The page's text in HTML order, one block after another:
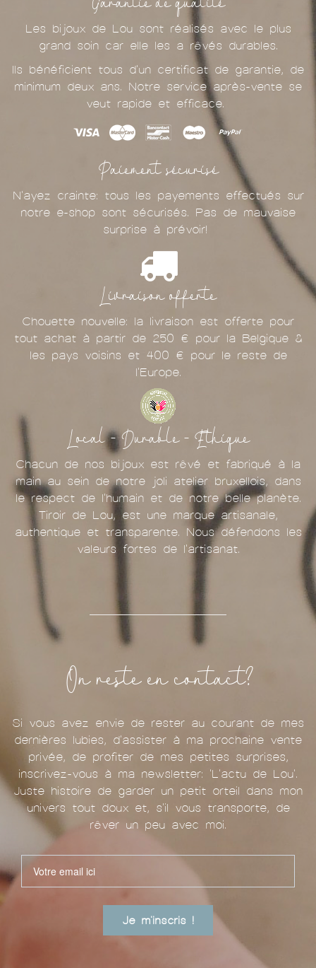
Les bijoux de Lou sont réalisés avec le plus
grand soin car elle les a rêvés durables.
Ils bénéficient tous d'un certificat de garantie, de
minimum deux ans. Notre service après-vente se
veut rapide et efficace.
Paiement sécurisé
N'ayez crainte: tous les payements effectués sur
notre e-shop sont sécurisés. Pas de mauvaise
surprise à prévoir!
Livraison offerte
Chouette nouvelle: la livraison est offerte pour
tout achat à partir de 250 € pour la Belgique &
les pays voisins et 400 € pour le reste de
l'Europe.
Local - Durable - Ethique
Chacun de nos bijoux est rêvé et fabriqué à la
main au sein de notre joli atelier bruxellois, dans
le respect de l'humain et de notre belle planète.
Tiroir de Lou, est une marque artisanale,
authentique et transparente. Nous défendons les
valeurs fortes de l'artisanat.
On reste en contact?
Si vous avez envie de rester au courant de mes
dernières lubies, d'assister à ma prochaine vente
privée, de profiter de mes petites surprises,
inscrivez-vous à ma newsletter: 'L'actu de Lou'.
Juste histoire de garder un petit orteil dans mon
univers tout doux et, s'il vous transporte, de
rêver un peu avec moi.
Je m'inscris !